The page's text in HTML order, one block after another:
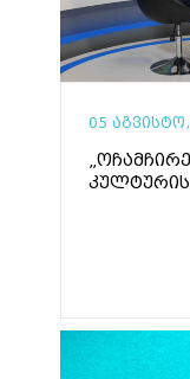
05
კულტურის